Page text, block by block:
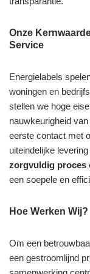
Onze
Service
Energielabels
woningen en
stellen we hoge
nauwkeurigheid
eerste contact met
uiteindelijke
zorgvuldig proces
een soepele en
Hoe Werken Wij?
Om een
een gestroomlijnd